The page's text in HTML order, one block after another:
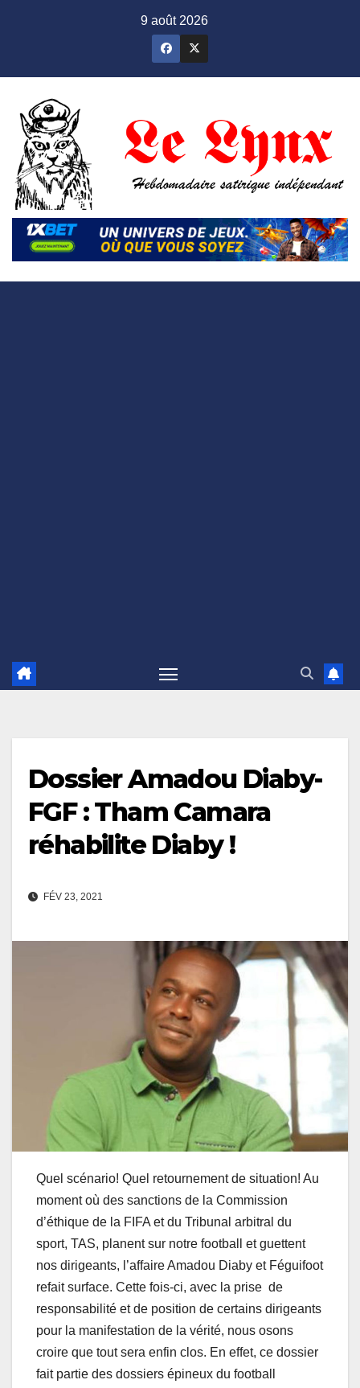
9 août 2026
Dossier Amadou Diaby-
FGF : Tham Camara
réhabilite Diaby !
FÉV 23, 2021
Quel scénario! Quel retournement de situation! Au
moment où des sanctions de la Commission
d’éthique de la FIFA et du Tribunal arbitral du
sport, TAS, planent sur notre football et guettent
nos dirigeants, l’affaire Amadou Diaby et Féguifoot
refait surface. Cette fois-ci, avec la prise de
responsabilité et de position de certains dirigeants
pour la manifestation de la vérité, nous osons
croire que tout sera enfin clos. En effet, ce dossier
fait partie des dossiers épineux du football